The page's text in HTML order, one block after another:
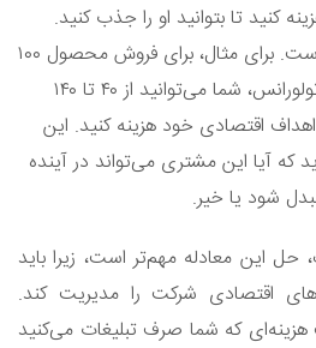
کنید تا بتوانید او را جذب کنید.
حل این معادله بسیار مهم است. برای مثال، برای فروش محصول ۱۰۰
هزارتومانی با ۷۰ هزار تومان تولورانس، شما می‌توانید از ۴۰ تا ۱۴۰
اقتصادی خود هزینه کنید. این
که آیا این مشتری می‌تواند در آینده
شود یا خیر.
این معادله مهم‌تر است، زیرا باید
اقتصادی شرکت را مدیریت کند.
که شما صرف تبلیغات می‌کنید